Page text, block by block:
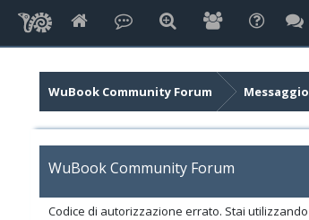
WuBook Community Forum
WuBook Community Forum
Codice di autorizzazione errato. Stai